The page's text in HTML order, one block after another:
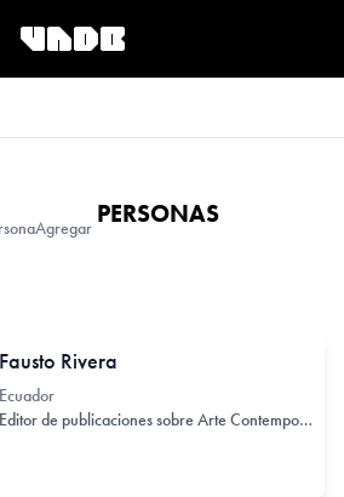
Agregar PERSONAS
Fausto Rivera
Ecuador
Editor de publicaciones sobre Arte Contemporáneo